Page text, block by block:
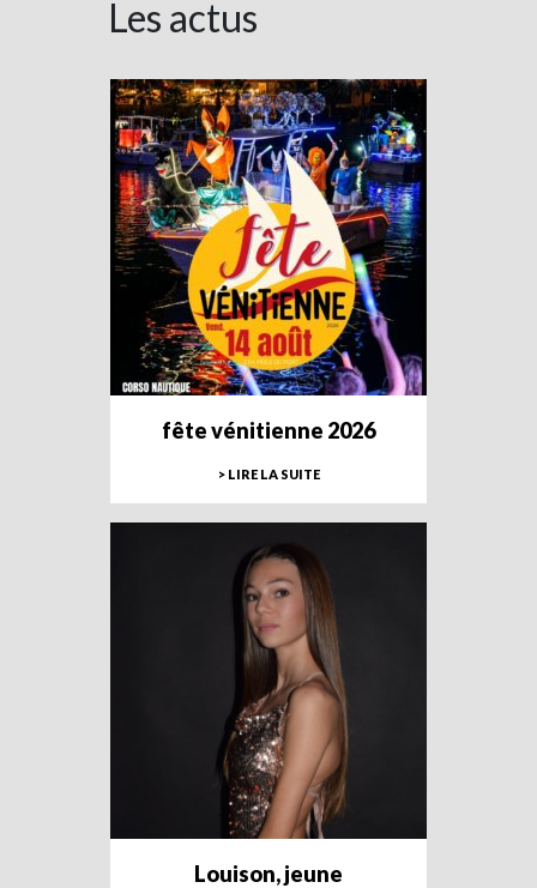
Les actus
fête vénitienne 2026
> LIRE LA SUITE
Louison, jeune